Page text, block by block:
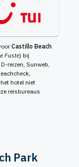
Castillo Beach
Fuste) bij
reizen, Sunweb,
hotel niet
reisbureaus
Park